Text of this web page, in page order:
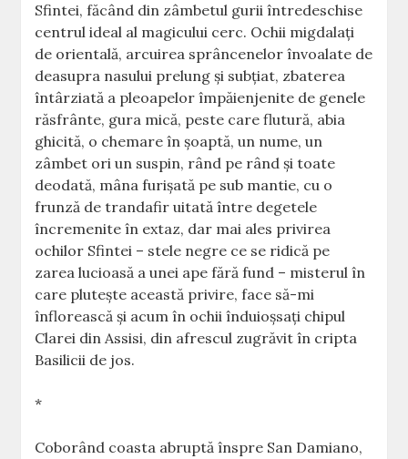
Sfintei, făcând din zâmbetul gurii întredeschise
centrul ideal al magicului cerc. Ochii migdalaţi
de orientală, arcuirea sprâncenelor învoalate de
deasupra nasului prelung şi subţiat, zbaterea
întârziată a pleoapelor împăienjenite de genele
răsfrânte, gura mică, peste care flutură, abia
ghicită, o chemare în şoaptă, un nume, un
zâmbet ori un suspin, rând pe rând şi toate
deodată, mâna furişată pe sub mantie, cu o
frunză de trandafir uitată între degetele
încremenite în extaz, dar mai ales privirea
ochilor Sfintei – stele negre ce se ridică pe
zarea lucioasă a unei ape fără fund – misterul în
care pluteşte această privire, face să-mi
înflorească şi acum în ochii înduioşsaţi chipul
Clarei din Assisi, din afrescul zugrăvit în cripta
Basilicii de jos.
*
Coborând coasta abruptă înspre San Damiano,